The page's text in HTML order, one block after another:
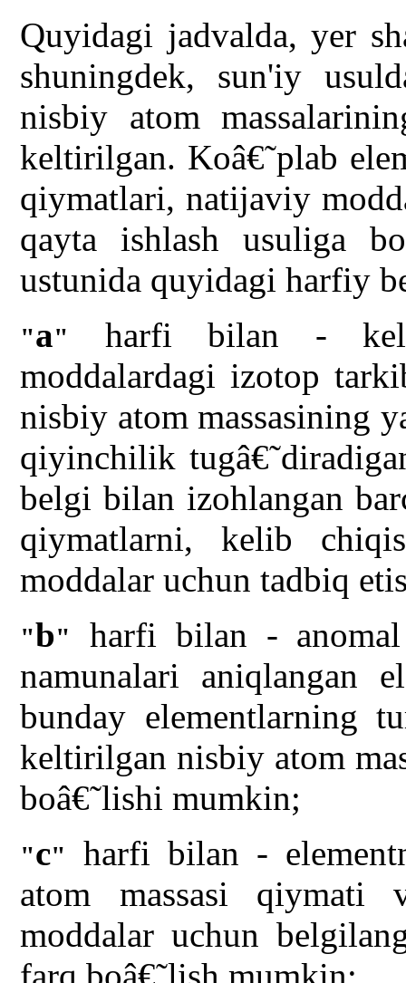
Quyidagi jadvalda, yer
shuningdek, sun'iy
nisbiy atom
keltirilgan. Koâ€˜plab
qiymatlari, natijaviy
qayta ishlash usuliga
ustunida quyidagi harfiy
"a"
harfi bilan -
moddalardagi izotop
nisbiy atom massasining
qiyinchilik
belgi bilan izohlangan
qiymatlarni, kelib
moddalar uchun tadbiq
"b"
harfi bilan -
namunalari aniqlangan
bunday elementlarning
keltirilgan nisbiy atom
boâ€˜lishi mumkin;
"c"
harfi bilan -
atom massasi qiymati
moddalar uchun
farq boâ€˜lish mumkin;